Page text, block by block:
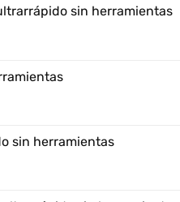
sin herramientas
sin herramientas